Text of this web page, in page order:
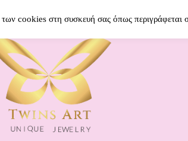
cookies στη συσκευή σας όπως περιγράφεται